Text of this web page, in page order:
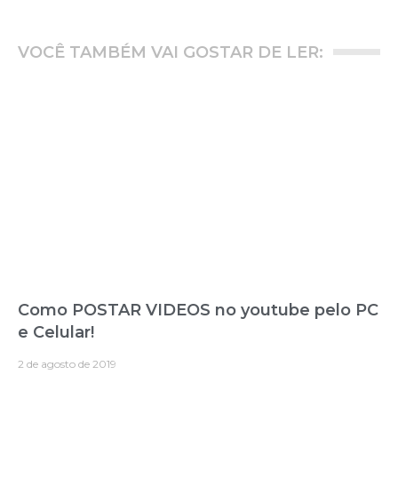
VOCÊ TAMBÉM VAI GOSTAR DE LER:
Como POSTAR VIDEOS no youtube pelo PC
e Celular!
2 de agosto de 2019